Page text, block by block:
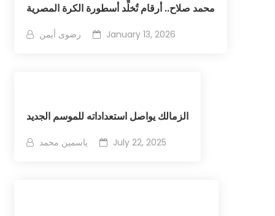
محمد صلاح.. أرقام تُخلِّد أسطورة الكرة المصرية
رضوى أيمن January 13, 2026
الزمالك يواصل استعداداته للموسم الجديد
ياسمين محمد July 22, 2025